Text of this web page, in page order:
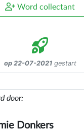
Word collectant
op 22-07-2021gestart
door:
Donkers